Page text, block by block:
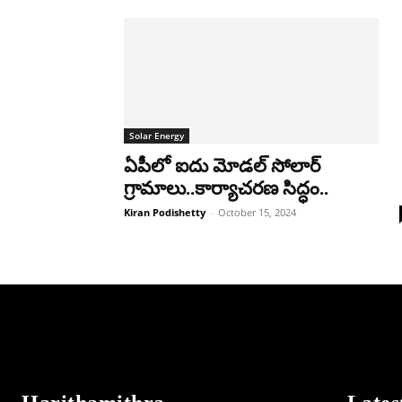
Solar Energy
ఏపీలో ఐదు మోడల్ సోలార్
గ్రామాలు..కార్యాచరణ సిద్ధం..
Kiran Podishetty - October 15, 2024